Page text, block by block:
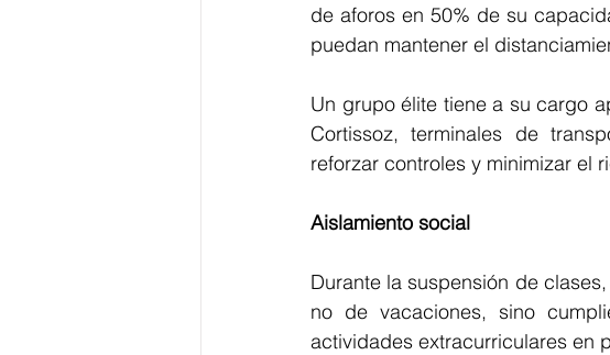
de aforos en 50% de su
puedan mantener el
Un grupo élite tiene a su cargo
Cortissoz, terminales de
reforzar controles y minimizar el
Aislamiento social
Durante la suspensión de
no de vacaciones, sino
actividades extracurriculares en